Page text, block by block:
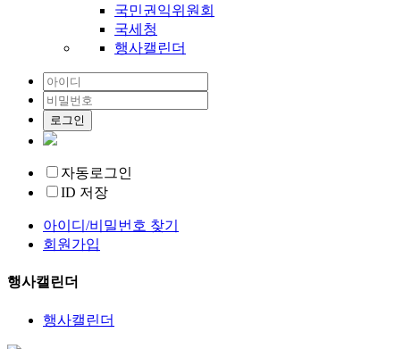
국민권익위원회
국세청
행사캘린더
로그인
자동로그인
ID 저장
아이디/비밀번호 찾기
회원가입
행사캘린더
행사캘린더